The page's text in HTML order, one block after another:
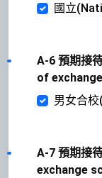
國立
A-6 預期接
of
男女合
A-7 預期接
exchange